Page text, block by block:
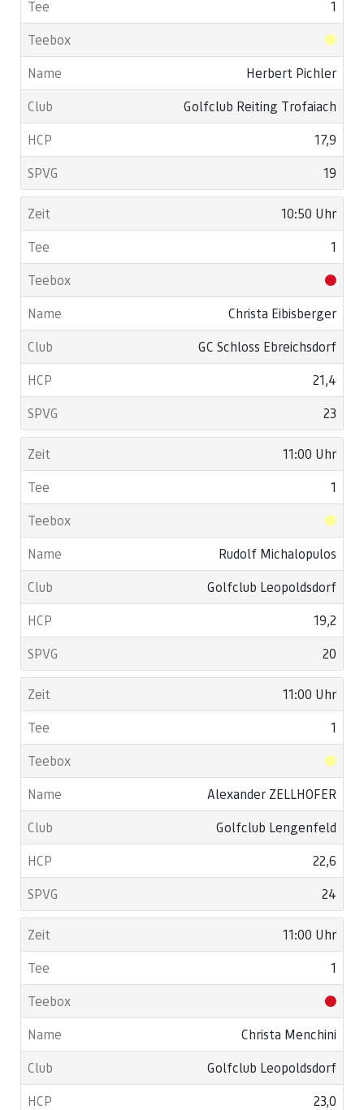
1
Herbert Pichler
Golfclub Reiting Trofaiach
17,9
19
10:50 Uhr
1
Christa Eibisberger
GC Schloss Ebreichsdorf
21,4
23
11:00 Uhr
1
Rudolf Michalopulos
Golfclub Leopoldsdorf
19,2
20
11:00 Uhr
1
Alexander ZELLHOFER
Golfclub Lengenfeld
22,6
24
11:00 Uhr
1
Christa Menchini
Golfclub Leopoldsdorf
23,0